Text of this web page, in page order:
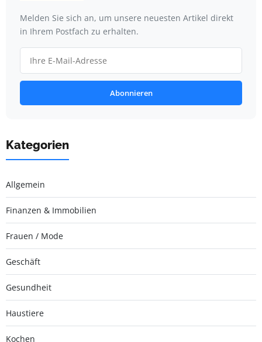
Melden Sie sich an, um unsere neuesten Artikel direkt
in Ihrem Postfach zu erhalten.
Abonnieren
Kategorien
Allgemein
Finanzen & Immobilien
Frauen / Mode
Geschäft
Gesundheit
Haustiere
Kochen